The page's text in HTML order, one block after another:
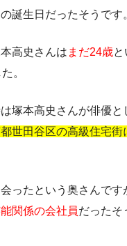
誕生日だったそうです
高史さんは まだ24歳と
。
塚本高史さんが俳優と
世田谷区の高級住宅街
ったという奥さんです
関係の会社員だったそ